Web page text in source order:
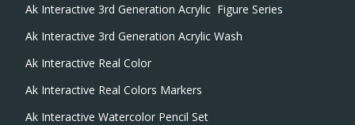
Ak Interactive 3rd Generation Acrylic  Figure Series
Ak Interactive 3rd Generation Acrylic Wash
Ak Interactive Real Color
Ak Interactive Real Colors Markers
Ak Interactive Watercolor Pencil Set